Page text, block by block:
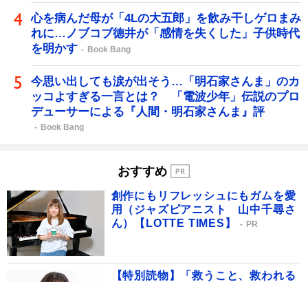
心を病んだ母が「4Lの大五郎」を飲み干しゲロまみ
れに…ノブコブ徳井が「感情を失くした」子供時代
を明かす
Book Bang
今思い出しても涙が出そう…「明石家さんま」のカ
ッコよすぎる一言とは？ 「電波少年」伝説のプロ
デューサーによる『人間・明石家さんま』評
Book Bang
おすすめ
創作にもリフレッシュにもガムを愛
用（ジャズピアニスト 山中千尋さ
ん）【LOTTE TIMES】
PR
【特別読物】「救うこと、救われる